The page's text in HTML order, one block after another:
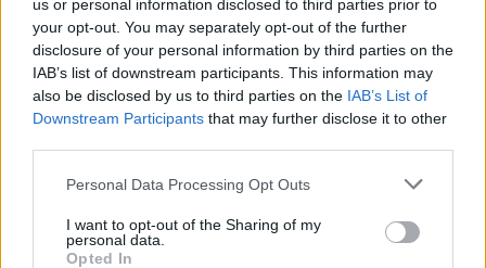
us or personal information disclosed to third parties prior to
your opt-out. You may separately opt-out of the further
disclosure of your personal information by third parties on the
IAB’s list of downstream participants. This information may
also be disclosed by us to third parties on the IAB’s List of
Downstream Participants that may further disclose it to other
Personal Data Processing Opt Outs
I want to opt-out of the Sharing of my
personal data.
Opted In
vypouštějí krávy, ovce či koně na pastviny v noci a v největších
vedrech je nechávají uvnitř chladnějších budov. Kvůli suchu
neroste na loukách tráva a zemědělci musí dobytek přikrmovat
zásobami sena na zimu. Vysychají zdroje vody a rostou náklady na
její dopravu i na elektřinu na ochlazování zvířat, zjistila ČTK.
V Japonsku, které bojuje s extrémními vedry, uhynuly
4.8.2026 12:42 (ČTK)
Diskuse: 2
Tři lvice v zoologické zahradě v